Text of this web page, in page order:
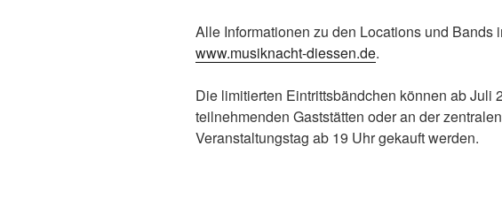
Alle Informationen zu den Locations und Bands
www.musiknacht-diessen.de.
Die limitierten Eintrittsbändchen können ab Juli
teilnehmenden Gaststätten oder an der
Veranstaltungstag ab 19 Uhr gekauft werden.